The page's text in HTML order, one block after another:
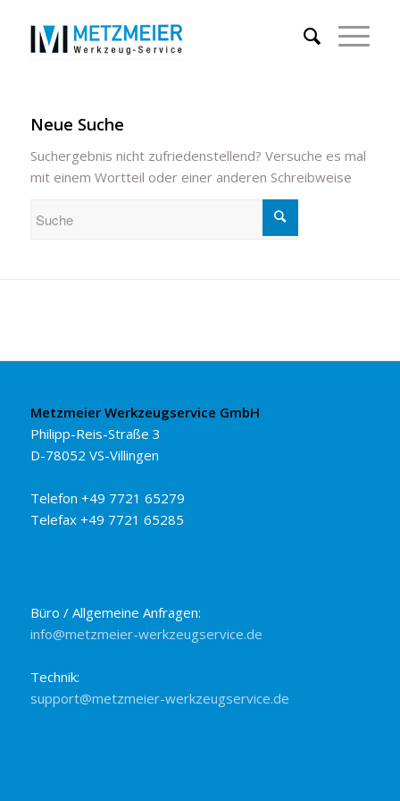
Neue Suche
Suchergebnis nicht zufriedenstellend? Versuche es mal
mit einem Wortteil oder einer anderen Schreibweise
Metzmeier Werkzeugservice GmbH
Philipp-Reis-Straße 3
D-78052 VS-Villingen
Telefon +49 7721 65279
Telefax +49 7721 65285
Büro / Allgemeine Anfragen:
info@metzmeier-werkzeugservice.de
Technik:
support@metzmeier-werkzeugservice.de